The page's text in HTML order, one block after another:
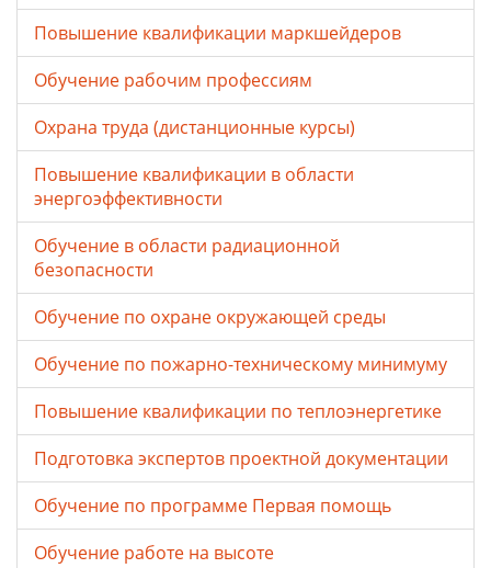
Повышение квалификации маркшейдеров
Обучение рабочим профессиям
Охрана труда (дистанционные курсы)
Повышение квалификации в области
энергоэффективности
Обучение в области радиационной
безопасности
Обучение по охране окружающей среды
Обучение по пожарно-техническому минимуму
Повышение квалификации по теплоэнергетике
Подготовка экспертов проектной документации
Обучение по программе Первая помощь
Обучение работе на высоте